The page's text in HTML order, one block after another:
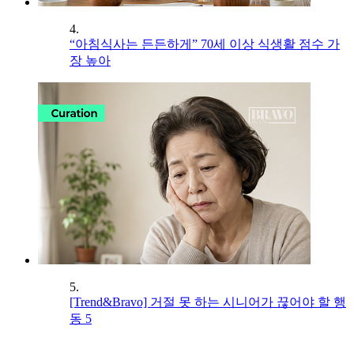
4.
“아침식사는 든든하게” 70세 이상 식생활 점수 가
장 높아
5.
[Trend&Bravo] 거절 못 하는 시니어가 끊어야 할 행
동 5